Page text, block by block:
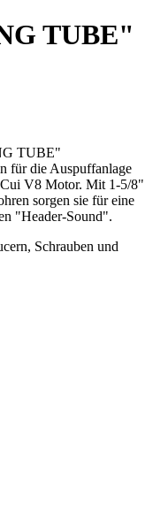
TUBE"
TUBE"
für die Auspuffanlage
V8 Motor. Mit 1-5/8"
sorgen sie für eine
"Header-Sound".
Schrauben und